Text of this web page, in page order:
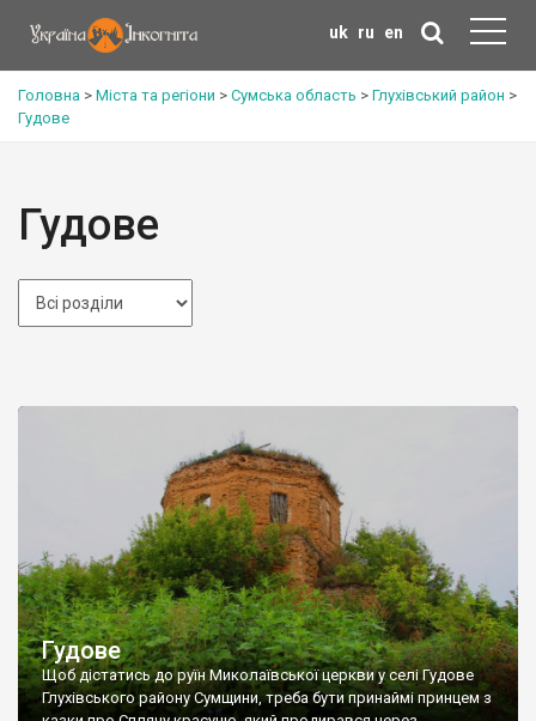
uk ru en
Головна > Міста та регіони > Сумська область > Глухівський район >
Гудове
Гудове
Гудове
Щоб дістатись до руїн Миколаївської церкви у селі Гудове
Глухівського району Сумщини, треба бути принаймі принцем з